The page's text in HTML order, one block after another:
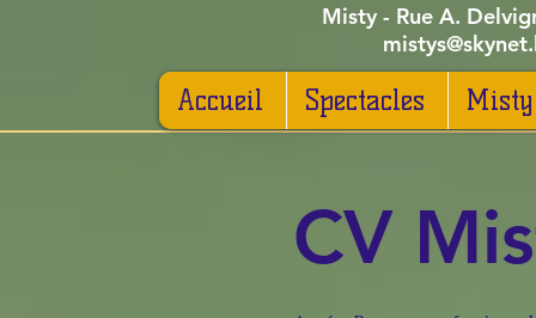
Misty - Rue A.
Accueil Spectacles Misty
CV